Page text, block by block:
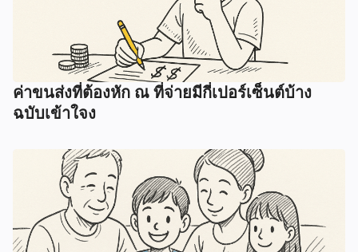
ค่าขนส่งที่ต้องหัก ณ ที่จ่ายมีกี่เปอร์เซ็นต์บ้าง
ฉบับเข้าใจง